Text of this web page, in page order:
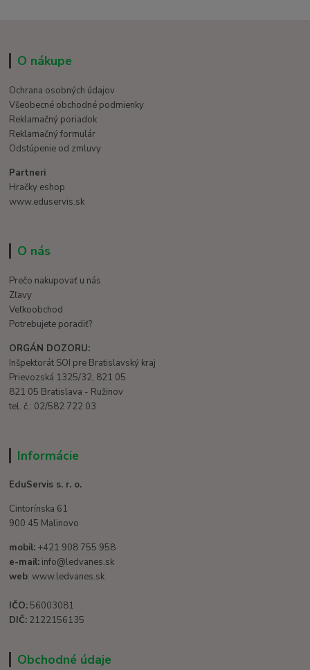
O nákupe
Ochrana osobných údajov
Všeobecné obchodné podmienky
Reklamačný poriadok
Reklamačný formulár
Odstúpenie od zmluvy
Partneri
Hračky eshop
www.eduservis.sk
O nás
Prečo nakupovať u nás
Zľavy
Veľkoobchod
Potrebujete poradiť?
ORGÁN DOZORU:
Inšpektorát SOI pre Bratislavský kraj
Prievozská 1325/32, 821 05
821 05 Bratislava - Ružinov
tel. č.: 02/582 722 03
Informácie
EduServis s. r. o.
Cintorínska 61
900 45 Malinovo
mobil: +421 908 755 958
e-mail: info@ledvanes.sk
web: www.ledvanes.sk
IČO: 56003081
DIČ: 2122156135
Obchodné údaje